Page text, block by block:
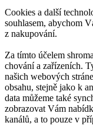
Cookies a další
souhlasem, abychom
z nakupování.
Za tímto účelem
chování a zařízeních.
našich webových
obsahu, stejně jako k
data můžeme také
zobrazovat Vám
kanálů, a to pouze v